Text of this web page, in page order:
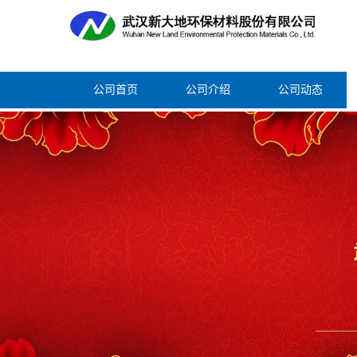
公司首页 公司介绍 公司动态